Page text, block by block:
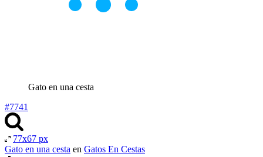
Gato en una cesta
#7741
77x67 px
Gato en una cesta en Gatos En Cestas